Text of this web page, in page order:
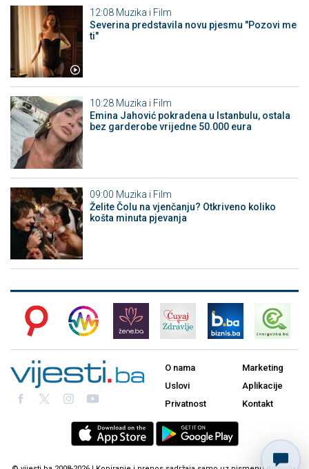
12:08 Muzika i Film
Severina predstavila novu pjesmu "Pozovi me
ti"
10:28 Muzika i Film
Emina Jahović pokradena u Istanbulu, ostala
bez garderobe vrijedne 50.000 eura
09:00 Muzika i Film
Želite Čolu na vjenčanju? Otkriveno koliko
košta minuta pjevanja
O nama
Uslovi
Privatnost
Marketing
Aplikacije
Kontakt